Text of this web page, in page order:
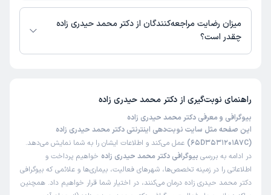
زمان نوبت‌دهی و پذیرش بیماران با هماهنگی مطب مشخص می‌شود.
میزان رضایت مراجعه‌کنندگان از دکتر محمد حیدری زاده
چقدر است؟
راهنمای نوبت‌گیری از دکتر محمد حیدری زاده
بیوگرافی و معرفی دکتر محمد حیدری زاده
این صفحه مثل سایت نوبت‌دهی اینترنتی دکتر محمد حیدری زاده
(65D3531201A7C)
عمل می‌کند و اطلاعات ایشان را به شما نمایش می‌دهد.
در ادامه به بررسی بیوگرافی دکتر محمد حیدری زاده خواهیم پرداخت و
اطلاعاتی را در زمینه تخصص‌ها، شهرهای فعالیت، بیماری‌ها و علائمی که بیوگرافی
دکتر محمد حیدری زاده درمان می‌کنند، در اختیار شما قرار خواهیم داد. همچنین